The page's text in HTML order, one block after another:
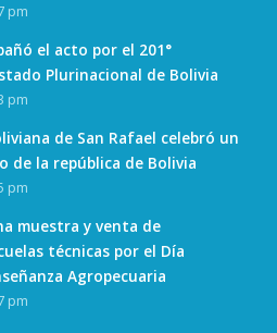
pm
el acto por el 201°
Plurinacional de Bolivia
pm
de San Rafael celebró un
de la república de Bolivia
pm
muestra y venta de
técnicas por el Día
Agropecuaria
pm